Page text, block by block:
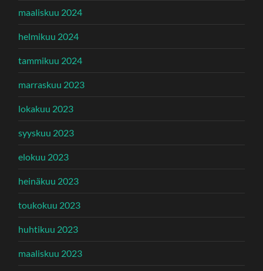
maaliskuu 2024
helmikuu 2024
tammikuu 2024
marraskuu 2023
lokakuu 2023
syyskuu 2023
elokuu 2023
heinäkuu 2023
toukokuu 2023
huhtikuu 2023
maaliskuu 2023